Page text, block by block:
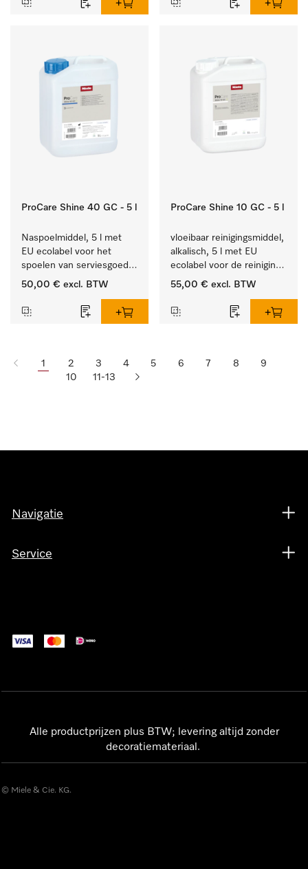
ProCare Shine 40 GC - 5 l
Naspoelmiddel, 5 l met
EU ecolabel voor het
spoelen van serviesgoed,
bestek en glazen.
50,00 € excl. BTW
ProCare Shine 10 GC - 5 l
vloeibaar reinigingsmiddel,
alkalisch, 5 l met EU
ecolabel voor de reiniging
van alledaags vuil op
glazen.
55,00 € excl. BTW
1 2 3 4 5 6 7 8
9
10
11-13
Navigatie
Service
Alle productprijzen plus BTW; levering altijd zonder
decoratiemateriaal.
© Miele & Cie. KG.